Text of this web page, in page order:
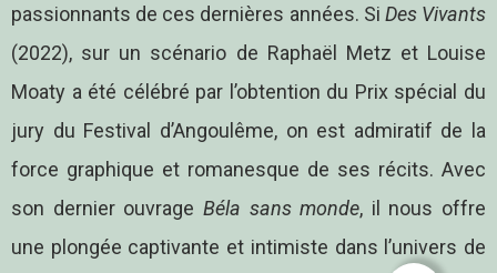
passionnants de ces dernières années. Si Des Vivants
(2022), sur un scénario de Raphaël Metz et Louise
Moaty a été célébré par l’obtention du Prix spécial du
jury du Festival d’Angoulême, on est admiratif de la
force graphique et romanesque de ses récits. Avec
son dernier ouvrage Béla sans monde, il nous offre
une plongée captivante et intimiste dans l’univers de